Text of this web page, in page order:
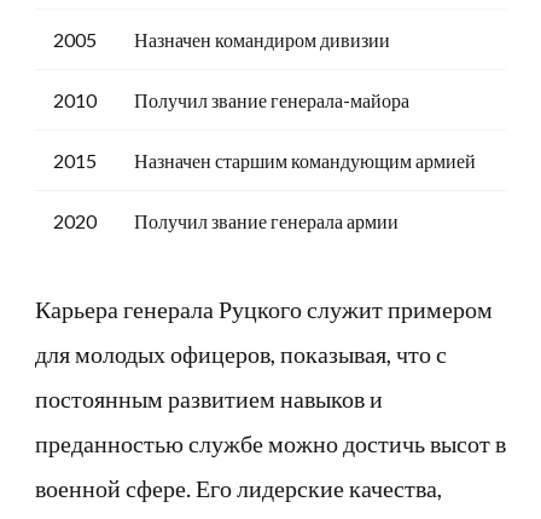
2005 Назначен командиром дивизии
2010 Получил звание генерала-майора
2015 Назначен старшим командующим армией
2020 Получил звание генерала армии
Карьера генерала Руцкого служит примером
для молодых офицеров, показывая, что с
постоянным развитием навыков и
преданностью службе можно достичь высот в
военной сфере. Его лидерские качества,